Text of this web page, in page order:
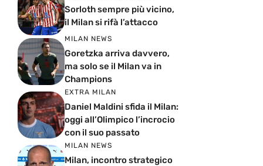
Sorloth sempre più vicino,
il Milan si rifà l’attacco
MILAN NEWS
Goretzka arriva davvero,
ma solo se il Milan va in
Champions
EXTRA MILAN
Daniel Maldini sfida il Milan:
oggi all’Olimpico l’incrocio
con il suo passato
MILAN NEWS
Milan, incontro strategico